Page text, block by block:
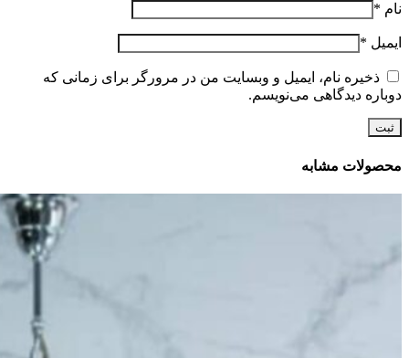
نام *
ایمیل *
ذخیره نام، ایمیل و وبسایت من در مرورگر برای زمانی که
دوباره دیدگاهی می‌نویسم.
محصولات مشابه